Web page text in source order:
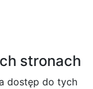
stronach
dostęp do tych